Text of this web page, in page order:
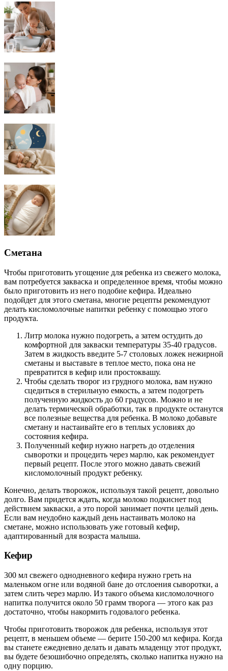
Сметана
Чтобы приготовить угощение для ребенка из свежего молока,
вам потребуется закваска и определенное время, чтобы можно
было приготовить из него подобие кефира. Идеально
подойдет для этого сметана, многие рецепты рекомендуют
делать кисломолочные напитки ребенку с помощью этого
продукта.
Литр молока нужно подогреть, а затем остудить до
комфортной для закваски температуры 35-40 градусов.
Затем в жидкость введите 5-7 столовых ложек нежирной
сметаны и выставьте в теплое место, пока она не
превратится в кефир или простоквашу.
Чтобы сделать творог из грудного молока, вам нужно
сцедиться в стерильную емкость, а затем подогреть
полученную жидкость до 60 градусов. Можно и не
делать термической обработки, так в продукте останутся
все полезные вещества для ребенка. В молоко добавьте
сметану и настаивайте его в теплых условиях до
состояния кефира.
Полученный кефир нужно нагреть до отделения
сыворотки и процедить через марлю, как рекомендует
первый рецепт. После этого можно давать свежий
кисломолочный продукт ребенку.
Конечно, делать творожок, используя такой рецепт, довольно
долго. Вам придется ждать, когда молоко подкиснет под
действием закваски, а это порой занимает почти целый день.
Если вам неудобно каждый день настаивать молоко на
сметане, можно использовать уже готовый кефир,
адаптированный для возраста малыша.
Кефир
300 мл свежего однодневного кефира нужно греть на
маленьком огне или водяной бане до отслоения сыворотки, а
затем слить через марлю. Из такого объема кисломолочного
напитка получится около 50 грамм творога — этого как раз
достаточно, чтобы накормить годовалого ребенка.
Чтобы приготовить творожок для ребенка, используя этот
рецепт, в меньшем объеме — берите 150-200 мл кефира. Когда
вы станете ежедневно делать и давать младенцу этот продукт,
вы будете безошибочно определять, сколько напитка нужно на
одну порцию.